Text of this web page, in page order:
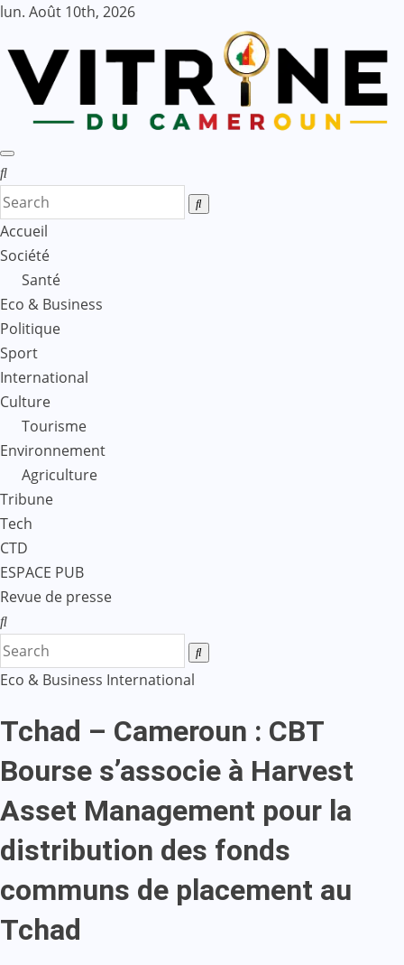
Skip
content
lun. Août 10th, 2026
Accueil
Société
Santé
Eco & Business
Politique
Sport
International
Culture
Tourisme
Environnement
Agriculture
Tribune
Tech
CTD
ESPACE PUB
Revue de presse
Eco & Business International
Tchad – Cameroun : CBT
Bourse s’associe à Harvest
Asset Management pour la
distribution des fonds
communs de placement au
Tchad